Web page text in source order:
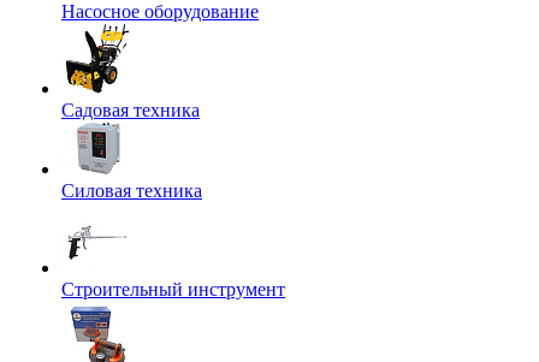
Насосное оборудование
Садовая техника
Силовая техника
Строительный инструмент